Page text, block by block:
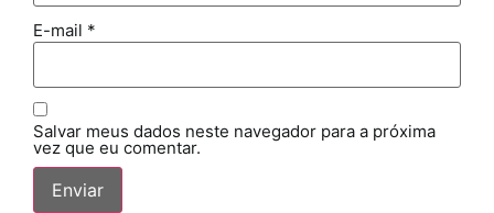
E-mail *
Salvar meus dados neste navegador para a próxima
vez que eu comentar.